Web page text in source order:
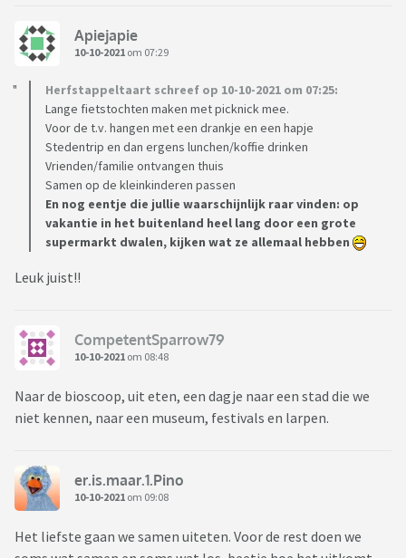
Apiejapie
10-10-2021 om 07:29
Herfstappeltaart schreef op 10-10-2021 om 07:25:
Lange fietstochten maken met picknick mee.
Voor de t.v. hangen met een drankje en een hapje
Stedentrip en dan ergens lunchen/koffie drinken
Vrienden/familie ontvangen thuis
Samen op de kleinkinderen passen
En nog eentje die jullie waarschijnlijk raar vinden: op
vakantie in het buitenland heel lang door een grote
supermarkt dwalen, kijken wat ze allemaal hebben
Leuk juist!!
CompetentSparrow79
10-10-2021 om 08:48
Naar de bioscoop, uit eten, een dagje naar een stad die we
niet kennen, naar een museum, festivals en larpen.
er.is.maar.1.Pino
10-10-2021 om 09:08
Het liefste gaan we samen uiteten. Voor de rest doen we